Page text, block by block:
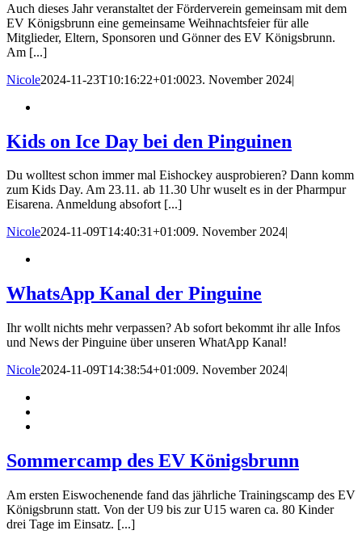
Auch dieses Jahr veranstaltet der Förderverein gemeinsam mit dem
EV Königsbrunn eine gemeinsame Weihnachtsfeier für alle
Mitglieder, Eltern, Sponsoren und Gönner des EV Königsbrunn.
Am [...]
Nicole2024-11-23T10:16:22+01:0023. November 2024|
Kids on Ice Day bei den Pinguinen
Du wolltest schon immer mal Eishockey ausprobieren? Dann komm
zum Kids Day. Am 23.11. ab 11.30 Uhr wuselt es in der Pharmpur
Eisarena. Anmeldung absofort [...]
Nicole2024-11-09T14:40:31+01:009. November 2024|
WhatsApp Kanal der Pinguine
Ihr wollt nichts mehr verpassen? Ab sofort bekommt ihr alle Infos
und News der Pinguine über unseren WhatApp Kanal!
Nicole2024-11-09T14:38:54+01:009. November 2024|
Sommercamp des EV Königsbrunn
Am ersten Eiswochenende fand das jährliche Trainingscamp des EV
Königsbrunn statt. Von der U9 bis zur U15 waren ca. 80 Kinder
drei Tage im Einsatz. [...]